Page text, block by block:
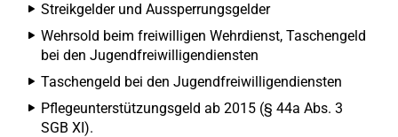
Streikgelder und Aussperrungsgelder
Wehrsold beim freiwilligen Wehrdienst, Taschengeld
bei den Jugendfreiwilligendiensten
Taschengeld bei den Jugendfreiwilligendiensten
Pflegeunterstützungsgeld ab 2015 (§ 44a Abs. 3
SGB XI).